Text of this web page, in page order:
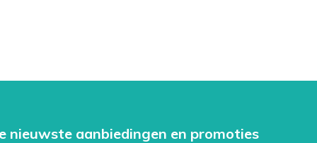
nieuwste aanbiedingen en promoties